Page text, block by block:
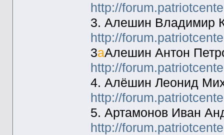
http://
3. Алешин Владимир
http://
3аАлешин Антон
http://
4. Алёшин Леонид
http://
5. Артамонов Иван
http://